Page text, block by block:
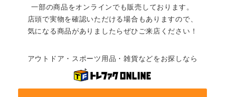
一部の商品をオンラインでも販売しております。
店頭で実物を確認いただける場合もありますので、
気になる商品がありましたらぜひご来店ください！
アウトドア・スポーツ用品・雑貨などをお探しなら